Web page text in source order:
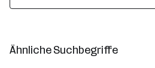
Ähnliche Suchbegriffe